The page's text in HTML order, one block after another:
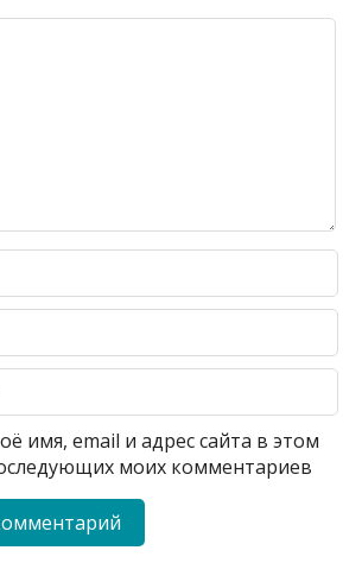
имя, email и адрес сайта в этом
моих комментариев